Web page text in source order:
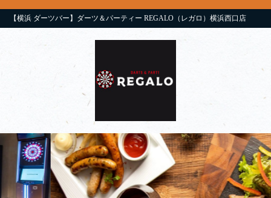
【横浜 ダーツバー】ダーツ＆パーティー REGALO（レガロ）横浜西口店